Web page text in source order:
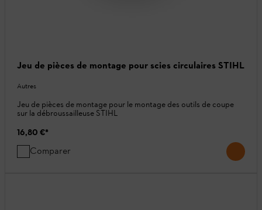
Jeu de pièces de montage pour scies circulaires STIHL
Autres
Jeu de pièces de montage pour le montage des outils de coupe
sur la débroussailleuse STIHL
16,80 €*
Comparer